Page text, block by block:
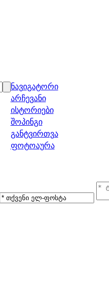
ნავიგატორი
არჩევანი
ისტორიები
შოპინგი
განტვირთვა
ფოტოაურა